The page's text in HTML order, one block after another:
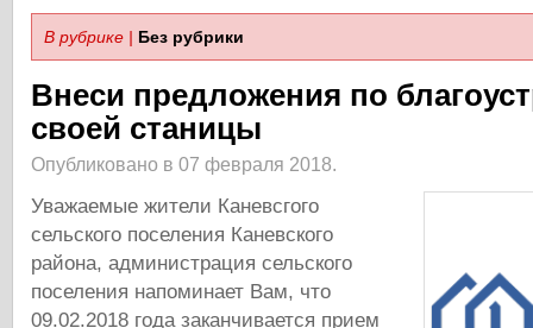
В рубрике | Без рубрики
Внеси предложения по
своей станицы
Опубликовано в 07 февраля 2018.
Уважаемые жители Каневсгого
сельского поселения Каневского
района, администрация сельского
поселения напоминает Вам, что
09.02.2018 года заканчивается прием